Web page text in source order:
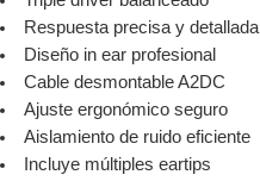
Respuesta precisa y detallada
Diseño in ear profesional
Cable desmontable A2DC
Ajuste ergonómico seguro
Aislamiento de ruido eficiente
Incluye múltiples eartips